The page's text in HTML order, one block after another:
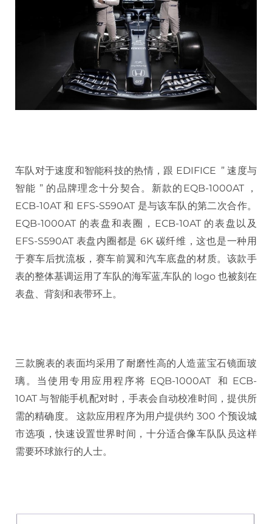
车队对于速度和智能科技的热情，跟 EDIFICE ” 速度与
智能 ” 的品牌理念十分契合。新款的EQB-1000AT ，
ECB-10AT 和 EFS-S590AT 是与该车队的第二次合作。
EQB-1000AT 的表盘和表圈，ECB-10AT 的表盘以及
EFS-S590AT 表盘内圈都是 6K 碳纤维，这也是一种用
于赛车后扰流板，赛车前翼和汽车底盘的材质。该款手
表的整体基调运用了车队的海军蓝,车队的 logo 也被刻在
表盘、背刻和表带环上。
三款腕表的表面均采用了耐磨性高的人造蓝宝石镜面玻
璃。当使用专用应用程序将 EQB-1000AT 和 ECB-
10AT 与智能手机配对时，手表会自动校准时间，提供所
需的精确度。 这款应用程序为用户提供约 300 个预设城
市选项，快速设置世界时间，十分适合像车队队员这样
需要环球旅行的人士。